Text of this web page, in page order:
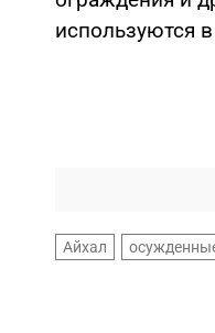
используются
Айхал